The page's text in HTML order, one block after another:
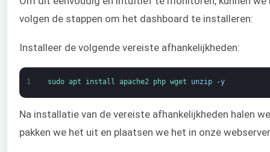
volgen de stappen om het dashboard te installeren:
Installeer de volgende vereiste afhankelijkheden:
1 sudo apt install apache2 php wget unzip -y
Na installatie van de vereiste afhankelijkheden halen
pakken we het uit en plaatsen we het in onze